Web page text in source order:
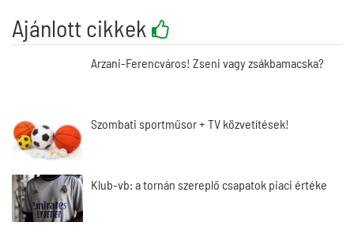
Ajánlott cikkek
Arzani-Ferencváros! Zseni vagy zsákbamacska?
Szombati sportműsor + TV közvetítések!
Klub-vb: a tornán szereplő csapatok piaci értéke